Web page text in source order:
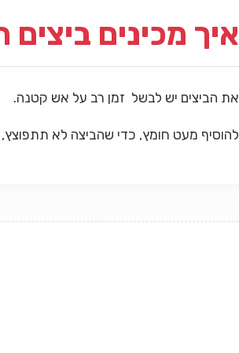
איך מכינים ביצים
את הביצים יש לבשל זמן רב על אש קטנה.
להוסיף מעט חומץ, כדי שהביצה לא